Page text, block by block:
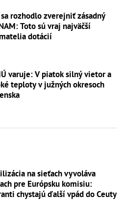
sa rozhodlo zverejniť zásadný
Toto sú vraj najväčší
dotácií
varuje: V piatok silný vietor a
teploty v južných okresoch
na sieťach vyvoláva
pre Európsku komisiu:
chystajú ďalší vpád do Ceuty